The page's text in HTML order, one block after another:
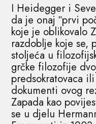
I Heidegger i
da je onaj ʺprvi
koje je oblikovalo
razdoblje koje se,
stoljeća u
grčke filozofije
predsokratovaca
dokumenti ovog
Zapada kao
se u djelu